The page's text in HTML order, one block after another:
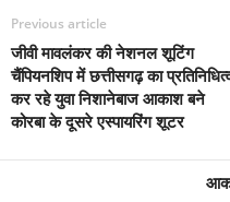
Previous article
जीवी मावलंकर की नेशनल शूटिंग
चैंपियनशिप में छत्तीसगढ़ का
कर रहे युवा निशानेबाज आकाश बने
कोरबा के दूसरे एस्पायरिंग शूटर